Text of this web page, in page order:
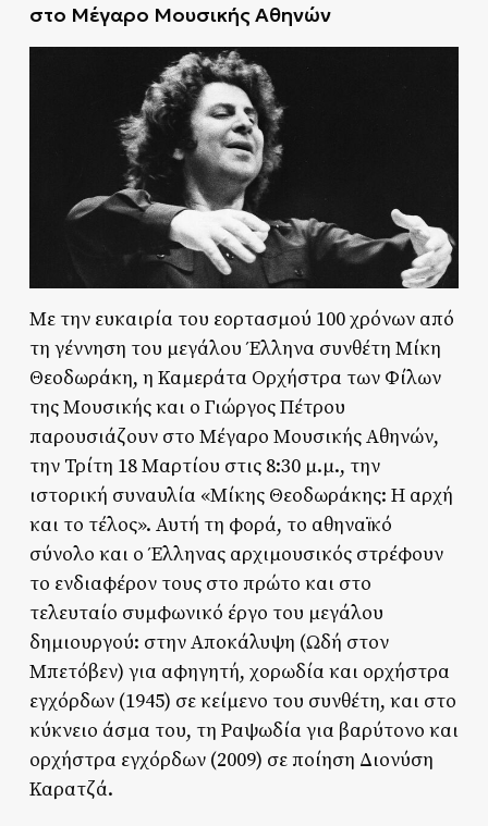
στο Μέγαρο Μουσικής Αθηνών
Με την ευκαιρία του εορτασμού 100 χρόνων από
τη γέννηση του μεγάλου Έλληνα συνθέτη Μίκη
Θεοδωράκη, η Καμεράτα Ορχήστρα των Φίλων
της Μουσικής και ο Γιώργος Πέτρου
παρουσιάζουν στο Μέγαρο Μουσικής Αθηνών,
την Τρίτη 18 Μαρτίου στις 8:30 μ.μ., την
ιστορική συναυλία «Μίκης Θεοδωράκης: Η αρχή
και το τέλος». Αυτή τη φορά, το αθηναϊκό
σύνολο και ο Έλληνας αρχιμουσικός στρέφουν
το ενδιαφέρον τους στο πρώτο και στο
τελευταίο συμφωνικό έργο του μεγάλου
δημιουργού: στην Αποκάλυψη (Ωδή στον
Μπετόβεν) για αφηγητή, χορωδία και ορχήστρα
εγχόρδων (1945) σε κείμενο του συνθέτη, και στο
κύκνειο άσμα του, τη Ραψωδία για βαρύτονο και
ορχήστρα εγχόρδων (2009) σε ποίηση Διονύση
Καρατζά.